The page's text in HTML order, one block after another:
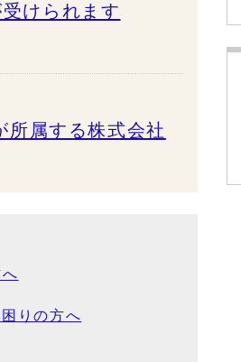
けられます
所属する株式会社
りの方へ